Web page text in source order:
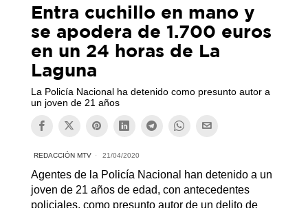
Entra cuchillo en mano y
se apodera de 1.700 euros
en un 24 horas de La
Laguna
La Policía Nacional ha detenido como presunto autor a
un joven de 21 años
REDACCIÓN MTV 21/04/2020
Agentes de la Policía Nacional han detenido a un
joven de 21 años de edad, con antecedentes
policiales, como presunto autor de un delito de